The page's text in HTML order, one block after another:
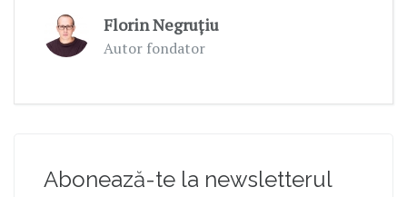
Florin Negruțiu
Autor fondator
Abonează-te la newsletterul